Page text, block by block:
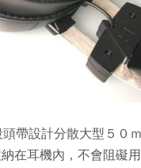
帶設計分散大型５０
在耳機內，不會阻礙